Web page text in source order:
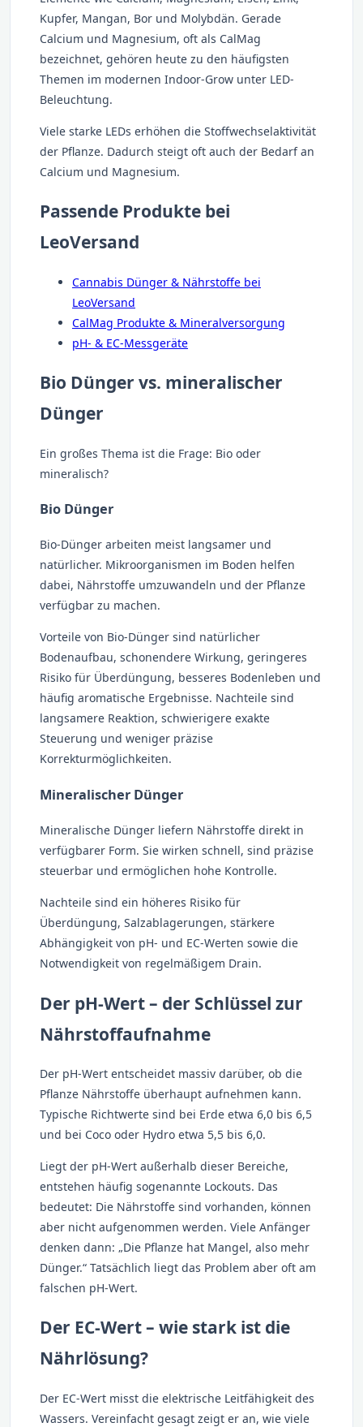
Kupfer, Mangan, Bor und Molybdän. Gerade
Calcium und Magnesium, oft als CalMag
bezeichnet, gehören heute zu den häufigsten
Themen im modernen Indoor-Grow unter LED-
Beleuchtung.
Viele starke LEDs erhöhen die Stoffwechselaktivität
der Pflanze. Dadurch steigt oft auch der Bedarf an
Calcium und Magnesium.
Passende Produkte bei
LeoVersand
Cannabis Dünger & Nährstoffe bei
LeoVersand
CalMag Produkte & Mineralversorgung
pH- & EC-Messgeräte
Bio Dünger vs. mineralischer
Dünger
Ein großes Thema ist die Frage: Bio oder
mineralisch?
Bio Dünger
Bio-Dünger arbeiten meist langsamer und
natürlicher. Mikroorganismen im Boden helfen
dabei, Nährstoffe umzuwandeln und der Pflanze
verfügbar zu machen.
Vorteile von Bio-Dünger sind natürlicher
Bodenaufbau, schonendere Wirkung, geringeres
Risiko für Überdüngung, besseres Bodenleben und
häufig aromatische Ergebnisse. Nachteile sind
langsamere Reaktion, schwierigere exakte
Steuerung und weniger präzise
Korrekturmöglichkeiten.
Mineralischer Dünger
Mineralische Dünger liefern Nährstoffe direkt in
verfügbarer Form. Sie wirken schnell, sind präzise
steuerbar und ermöglichen hohe Kontrolle.
Nachteile sind ein höheres Risiko für
Überdüngung, Salzablagerungen, stärkere
Abhängigkeit von pH- und EC-Werten sowie die
Notwendigkeit von regelmäßigem Drain.
Der pH-Wert – der Schlüssel zur
Nährstoffaufnahme
Der pH-Wert entscheidet massiv darüber, ob die
Pflanze Nährstoffe überhaupt aufnehmen kann.
Typische Richtwerte sind bei Erde etwa 6,0 bis 6,5
und bei Coco oder Hydro etwa 5,5 bis 6,0.
Liegt der pH-Wert außerhalb dieser Bereiche,
entstehen häufig sogenannte Lockouts. Das
bedeutet: Die Nährstoffe sind vorhanden, können
aber nicht aufgenommen werden. Viele Anfänger
denken dann: „Die Pflanze hat Mangel, also mehr
Dünger.“ Tatsächlich liegt das Problem aber oft am
falschen pH-Wert.
Der EC-Wert – wie stark ist die
Nährlösung?
Der EC-Wert misst die elektrische Leitfähigkeit des
Wassers. Vereinfacht gesagt zeigt er an, wie viele